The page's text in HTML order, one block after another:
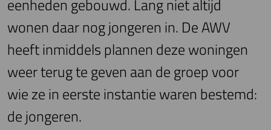
eenheden gebouwd. Lang niet altijd
wonen daar nog jongeren in. De AWV
heeft inmiddels plannen deze woningen
weer terug te geven aan de groep voor
wie ze in eerste instantie waren bestemd:
de jongeren.